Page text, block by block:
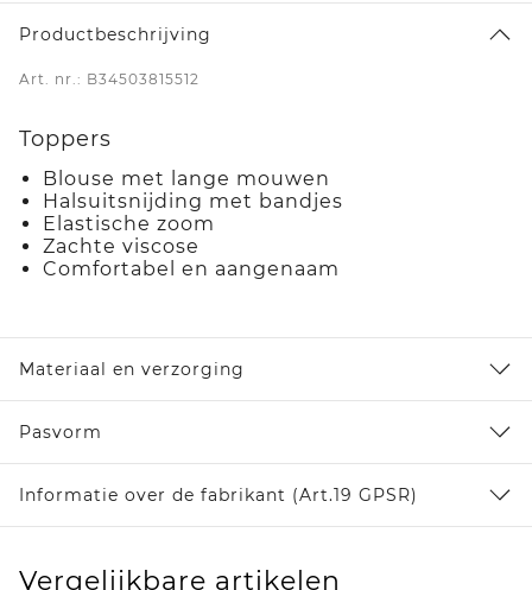
Productbeschrijving
Art. nr.: B34503815512
Toppers
Blouse met lange mouwen
Halsuitsnijding met bandjes
Elastische zoom
Zachte viscose
Comfortabel en aangenaam
Materiaal en verzorging
Pasvorm
Informatie over de fabrikant (Art.19 GPSR)
Vergelijkbare artikelen